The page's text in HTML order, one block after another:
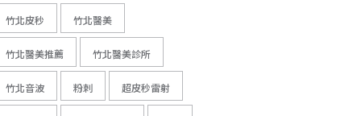
竹北皮秒 竹北醫美
竹北醫美推薦 竹北醫美診所
竹北音波 粉刺 超皮秒雷射